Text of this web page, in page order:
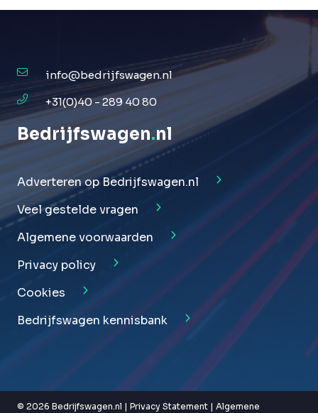
info@bedrijfswagen.nl
+31(0)40 - 289 40 80
Bedrijfswagen.nl
Adverteren op Bedrijfswagen.nl
Veel gestelde vragen
Algemene voorwaarden
Privacy policy
Cookies
Bedrijfswagen kennisbank
© 2026 Bedrijfswagen.nl | Privacy Statement | Algemene